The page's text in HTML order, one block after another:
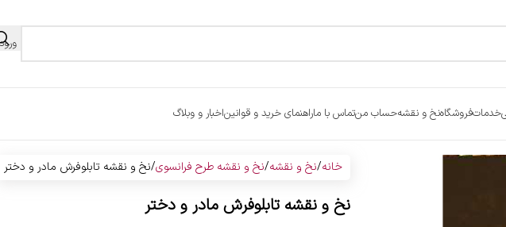
خدماتفروشگاهنخ و نقشهحساب منتماس با ماراهنمای خرید و قوانیناخبار و وبلاگ
خانه نخ و نقشه نخ و نقشه طرح فرانسوی نخ و نقشه تابلوفرش مادر و دختر
نخ و نقشه تابلوفرش مادر و دختر